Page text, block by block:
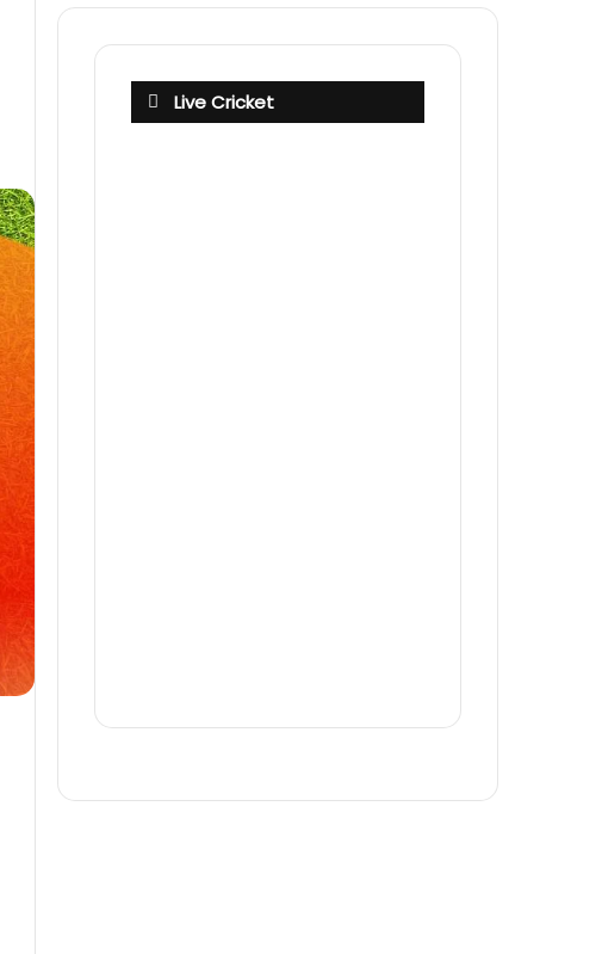
Live Cricket